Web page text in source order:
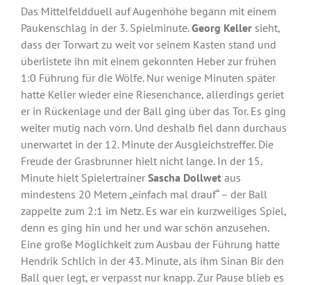
Das Mittelfeldduell auf Augenhöhe begann mit einem
Paukenschlag in der 3. Spielminute.Georg Keller sieht,
dass der Torwart zu weit vor seinem Kasten stand und
überlistete ihn mit einem gekonnten Heber zur frühen
1:0 Führung für die Wölfe. Nur wenige Minuten später
hatte Keller wieder eine Riesenchance, allerdings geriet
er in Rückenlage und der Ball ging über das Tor. Es ging
weiter mutig nach vorn. Und deshalb fiel dann durchaus
unerwartet in der 12. Minute der Ausgleichstreffer. Die
Freude der Grasbrunner hielt nicht lange. In der 15.
Minute hielt Spielertrainer Sascha Dollwet aus
mindestens 20 Metern „einfach mal drauf“ – der Ball
zappelte zum 2:1 im Netz. Es war ein kurzweiliges Spiel,
denn es ging hin und her und war schön anzusehen.
Eine große Möglichkeit zum Ausbau der Führung hatte
Hendrik Schlich in der 43. Minute, als ihm Sinan Bir den
Ball quer legt, er verpasst nur knapp. Zur Pause blieb es